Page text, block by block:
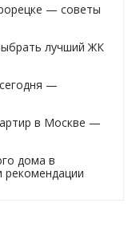
— советы
лучший ЖК
—
в Москве —
дома в